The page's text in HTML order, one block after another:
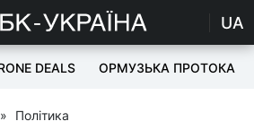
UA
DEALS ОРМУЗЬКА ПРОТОКА
» Політика